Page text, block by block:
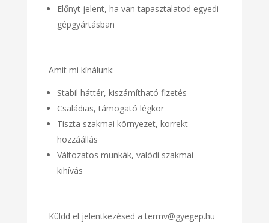
Előnyt jelent, ha van tapasztalatod egyedi
gépgyártásban
Amit mi kínálunk:
Stabil háttér, kiszámítható fizetés
Családias, támogató légkör
Tiszta szakmai környezet, korrekt
hozzáállás
Változatos munkák, valódi szakmai
kihívás
Küldd el jelentkezésed a termv@gyegep.hu